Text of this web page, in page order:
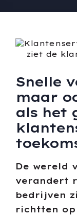
Snelle
maar
als het
De wereld
verandert
bedrijven
richtten